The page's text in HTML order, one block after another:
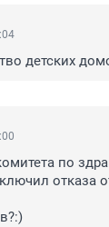
детских
по
отказа